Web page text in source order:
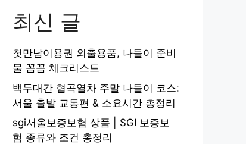
최신 글
첫만남이용권 외출용품, 나들이 준비
물 꼼꼼 체크리스트
백두대간 협곡열차 주말 나들이 코스:
서울 출발 교통편 & 소요시간 총정리
sgi서울보증보험 상품 | SGI 보증보
험 종류와 조건 총정리